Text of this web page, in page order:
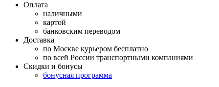
Оплата
наличными
картой
банковским переводом
Доставка
по Москве курьером бесплатно
по всей России транспортными компаниями
Скидки и бонусы
бонусная программа